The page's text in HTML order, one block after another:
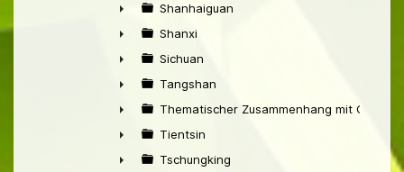
►
►
Shanhaiguan
►
Shanxi
►
Sichuan
►
Tangshan
►
Thematischer Zusammenhang mit China
►
Tientsin
Tschungking